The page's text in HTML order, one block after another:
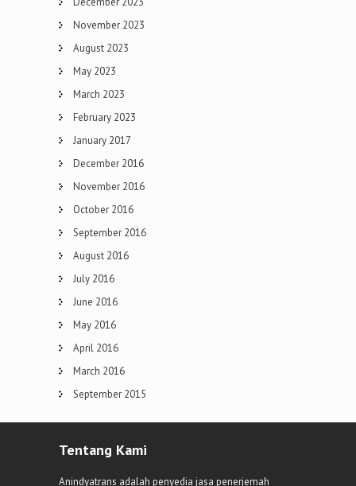
November 2023
August 2023
May 2023
March 2023
February 2023
January 2017
December 2016
November 2016
October 2016
September 2016
August 2016
July 2016
June 2016
May 2016
April 2016
March 2016
September 2015
Tentang Kami
Anindyatrans adalah penyedia jasa penerjemah